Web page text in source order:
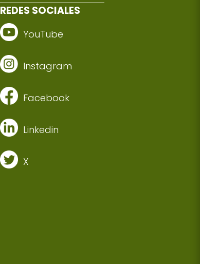
REDES SOCIALES
YouTube
Instagram
Facebook
Linkedin
X